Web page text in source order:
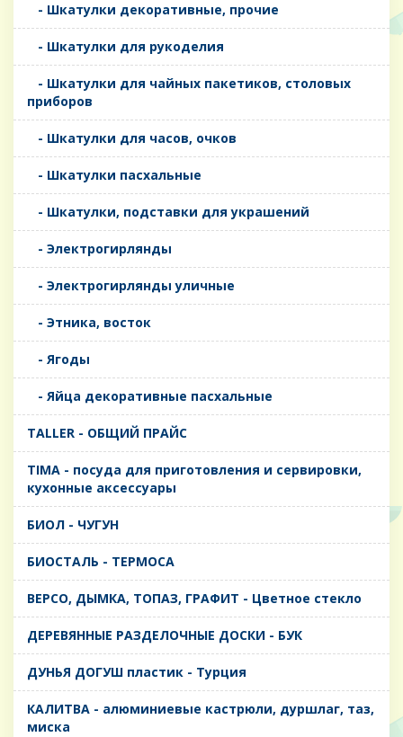
- Шкатулки декоративные, прочие
- Шкатулки для рукоделия
- Шкатулки для чайных пакетиков, столовых
приборов
- Шкатулки для часов, очков
- Шкатулки пасхальные
- Шкатулки, подставки для украшений
- Электрогирлянды
- Электрогирлянды уличные
- Этника, восток
- Ягоды
- Яйца декоративные пасхальные
TALLER - ОБЩИЙ ПРАЙС
TIMA - посуда для приготовления и сервировки,
кухонные аксессуары
БИОЛ - ЧУГУН
БИОСТАЛЬ - ТЕРМОСА
ВЕРСО, ДЫМКА, ТОПАЗ, ГРАФИТ - Цветное стекло
ДЕРЕВЯННЫЕ РАЗДЕЛОЧНЫЕ ДОСКИ - БУК
ДУНЬЯ ДОГУШ пластик - Турция
КАЛИТВА - алюминиевые кастрюли, дуршлаг, таз,
миска